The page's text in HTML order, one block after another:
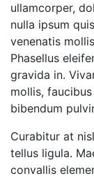
ullamcorper,
nulla ipsum
venenatis
Phasellus
gravida in.
mollis,
bibendum
Curabitur at
tellus ligula.
convallis